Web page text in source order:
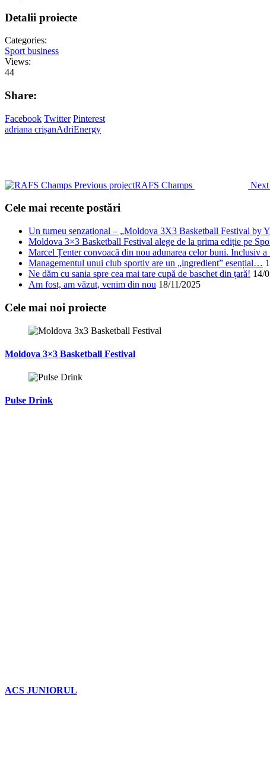
Detalii proiecte
Categories:
Sport business
Views:
44
Share:
Facebook Twitter Pinterest
adriana crișanAdriEnergy
Previous projectRAFS Champs
Cele mai recente postări
Un turneu senzațional – „Moldova 3X3 Basketball Festival by
Moldova 3×3 Basketball Festival alege de la prima ediție pe
Marcel Țenter convoacă din nou adunarea celor buni. Inclusiv
Managementul unui club sportiv are un „ingredient” esențial…
Ne dăm cu sania spre cea mai tare cupă de baschet din țară! 14/
Am fost, am văzut, venim din nou 18/11/2025
Cele mai noi proiecte
Moldova 3×3 Basketball Festival
Pulse Drink
ACS JUNIORUL